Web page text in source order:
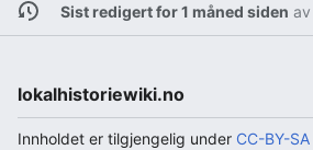
Sist redigert for 1 måned siden av
lokalhistoriewiki.no
Innholdet er tilgjengelig under CC-BY-SA